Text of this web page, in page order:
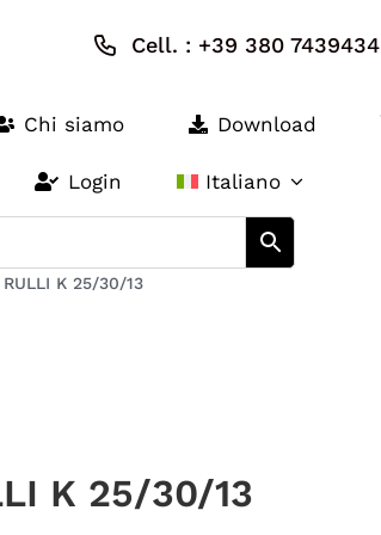
Cell. : +39 380 7439434
Chi siamo Download
Login Italiano
RULLI K 25/30/13
K 25/30/13